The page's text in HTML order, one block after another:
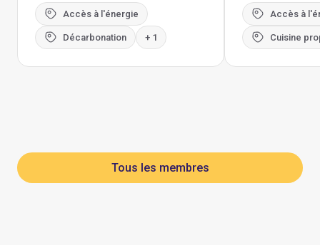
Accès à l'énergie
Décarbonation + 1
Accès à
Cuisine
Tous les membres